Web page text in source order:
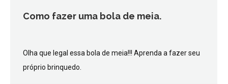
Como fazer uma bola de meia.
Olha que legal essa bola de meia!!! Aprenda a fazer seu
próprio brinquedo.